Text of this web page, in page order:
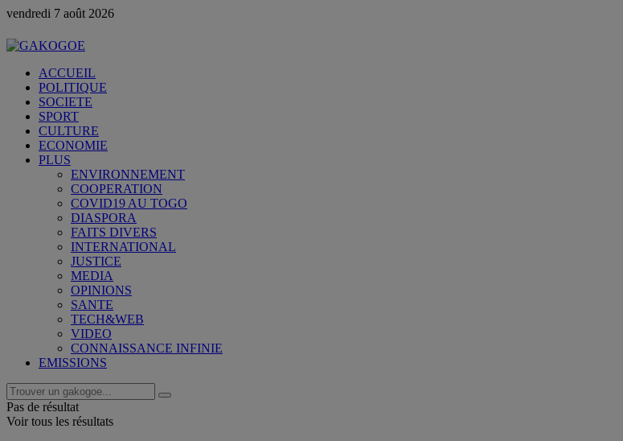
vendredi 7 août 2026
ACCUEIL
POLITIQUE
SOCIETE
SPORT
CULTURE
ECONOMIE
PLUS
ENVIRONNEMENT
COOPERATION
COVID19 AU TOGO
DIASPORA
FAITS DIVERS
INTERNATIONAL
JUSTICE
MEDIA
OPINIONS
SANTE
TECH&WEB
VIDEO
CONNAISSANCE INFINIE
EMISSIONS
Pas de résultat
Voir tous les résultats